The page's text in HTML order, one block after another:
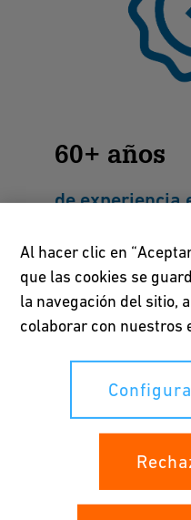
60+ años
de experiencia
Al hacer clic en
que las cookies se
la navegación del sitio,
colaborar con nuestros